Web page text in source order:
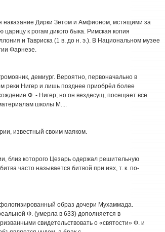
наказание Дирки Зетом и Амфионом, мстящими за
к рогам дикого быка. Римская копия
и Тавриска (1 в. до н. э.). В Национальном музее
Фарнезе.
демиург. Вероятно, первоначально в
реки Нигер и лишь позднее приобрёл более
Ф. - Нигер; но он вездесущ, посещает все
школы М....
известный своим маяком.
близ которого Цезарь одержал решительную
часто называется битвой при иях, т. к. по-
образ дочери Мухаммада.
Ф. (умерла в 633) дополняется в
свидетельствовать о «святости» Ф. и